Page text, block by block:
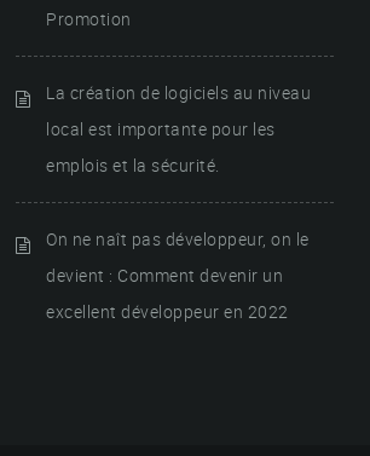
Promotion
La création de logiciels au niveau
local est importante pour les
emplois et la sécurité.
On ne naît pas développeur, on le
devient : Comment devenir un
excellent développeur en 2022